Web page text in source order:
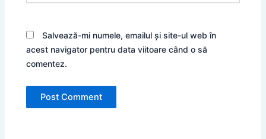
Salvează-mi numele, emailul și site-ul web în
acest navigator pentru data viitoare când o să
comentez.